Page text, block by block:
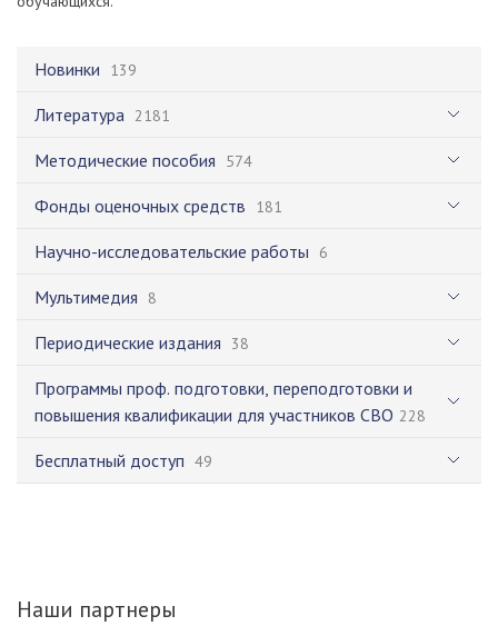
Новинки 139
Литература 2181
Методические пособия 574
Фонды оценочных средств 181
Научно-исследовательские работы 6
Мультимедия 8
Периодические издания 38
Программы проф. подготовки, переподготовки и
повышения квалификации для участников СВО 228
Бесплатный доступ 49
Наши партнеры